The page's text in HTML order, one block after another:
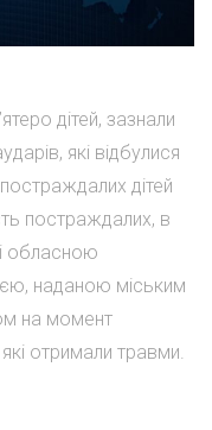
дітей, зазнали
які відбулися
дітей
постраждалих, в
обласною
наданою міським
на момент
отримали травми.